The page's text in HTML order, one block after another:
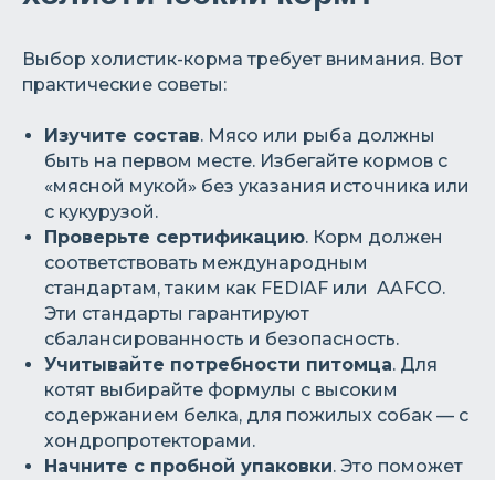
Выбор холистик-корма требует внимания. Вот
практические советы:
Изучите состав. Мясо или рыба должны
быть на первом месте. Избегайте кормов с
«мясной мукой» без указания источника или
с кукурузой.
Проверьте сертификацию. Корм должен
соответствовать международным
стандартам, таким как FEDIAF или AAFCO.
Эти стандарты гарантируют
сбалансированность и безопасность.
Учитывайте потребности питомца. Для
котят выбирайте формулы с высоким
содержанием белка, для пожилых собак — с
хондропротекторами.
Начните с пробной упаковки. Это поможет